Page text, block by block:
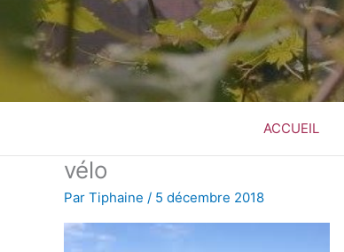
ACCUEIL
vélo
Par Tiphaine / 5 décembre 2018